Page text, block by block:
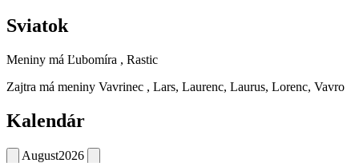
Sviatok
Meniny má Ľubomíra , Rastic
Zajtra má meniny Vavrinec , Lars, Laurenc, Laurus, Lorenc, Vavro
Kalendár
August2026